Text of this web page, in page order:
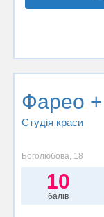
Фарео +
Студія краси
Боголюбова, 18
10
балів